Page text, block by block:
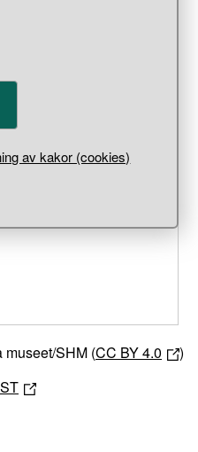
av kakor (cookies)
museet/SHM (CC BY 4.0
)